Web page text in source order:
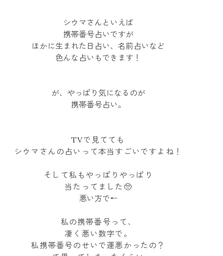
シウマさんといえば
携帯番号占いですが
ほかに生まれた日占い、名前占いなど
色んな占いもできます！
が、やっぱり 気になるのが
携帯番号占い。
TVで見てても
シウマさんの占いって本当すごいですよね！
そして私もやっぱりやっぱり
当たってました🥺
悪い方で←
私の携帯番号って、
凄く悪い数字で。
私携帯番号のせいで運悪かったの？